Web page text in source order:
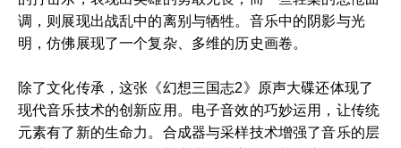
调，则展现出战乱中的离别与牺牲。音乐中的阴影与光
明，仿佛展现了一个复杂、多维的历史画卷。
除了文化传承，这张《幻想三国志2》原声大碟还体现了
现代音乐技术的创新应用。电子音效的巧妙运用，让传统
元素有了新的生命力。合成器与采样技术增强了音乐的层